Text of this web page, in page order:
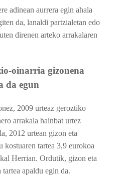
adinean aurrera egin ahala
da, lanaldi partzialetan edo
direnen arteko arrakalaren
oinarria gizonena
da egun
2009 urteaz geroztiko
arrakala hainbat urtez
2012 urtean gizon eta
kostuaren tartea 3,9 eurokoa
Herrian. Ordutik, gizon eta
apaldu egin da.